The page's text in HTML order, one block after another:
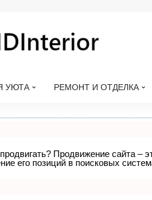
УЮТА РЕМОНТ И ОТДЕЛКА
Продвижение сайта –
его позиций в поисковых